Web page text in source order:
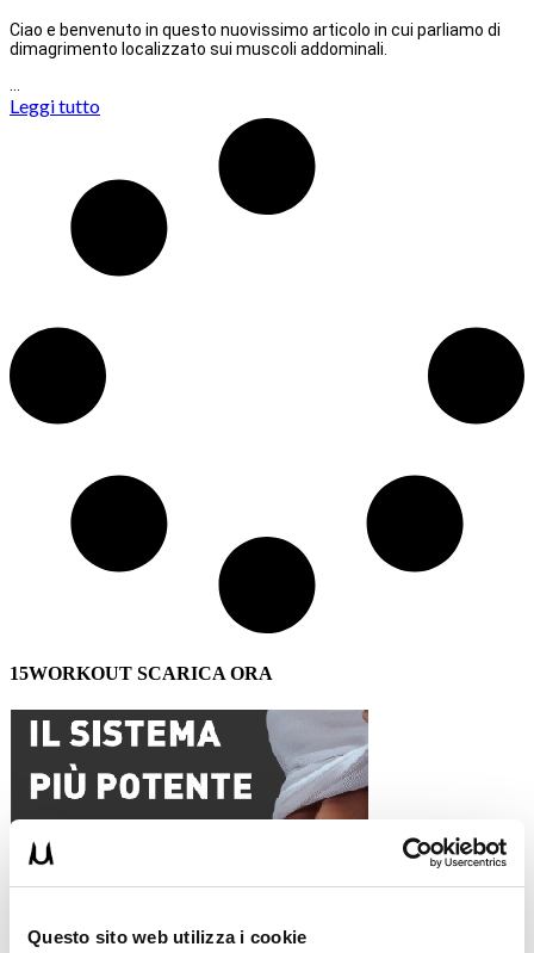
Questo sito web utilizza i cookie
Ciao e benvenuto in questo nuovissimo articolo in cui parliamo di
dimagrimento localizzato sui muscoli addominali.
Leggi tutto
15WORKOUT SCARICA ORA